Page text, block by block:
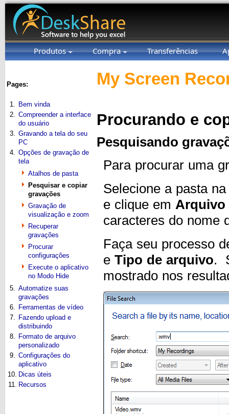
Produtos Compra Transferências
Pages:
1. Bem vinda
2. Compreender a interface
do usuário
3. Gravando a tela do seu
PC
4. Opções de gravação de
tela
Atalhos de pasta
Pesquisar e copiar
gravações
Gravação de
visualização e zoom
Recuperar
gravações
Procurar
configurações
Execute o aplicativo
no Modo Hide
5. Automatize suas
gravações
6. Ferramentas de vídeo
7. Fazendo upload e
distribuindo
8. Formato de arquivo
personalizado
9. Configurações do
aplicativo
10. Dicas úteis
11. Recursos
My Screen
Procurando e
Pesquisando
Para procurar uma
Selecione a pasta
e clique em Arquivo
caracteres do nome
Faça seu processo
e Tipo de arquivo.
mostrado nos